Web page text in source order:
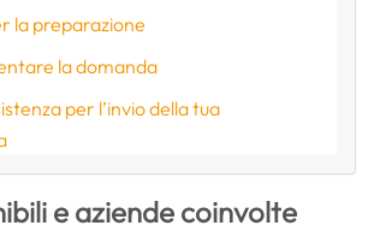
la preparazione
la domanda
per l’invio della tua
e aziende coinvolte